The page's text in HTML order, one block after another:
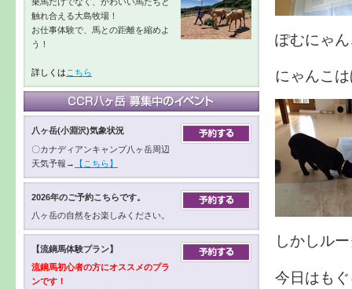
ぽむにゃ
にゃんこ
しかしル
今日はも
触れ合える大島牧場！
お仕事体験で、馬との距離を縮めよ
う！
詳しくは こちら
八ヶ岳(小淵沢)気象状況
〇カナディアンキャンプ八ヶ岳周辺
天気予報→
【こちら】
2026年のご予約こちらです。
八ヶ岳の自然をお楽しみください。
【流鏑馬体験プラン】
流鏑馬初心者の方にオススメのプラ
ンです！